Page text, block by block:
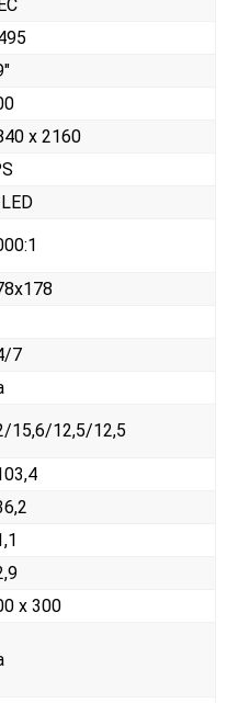
x 2160
7
15,6/12,5/12,5
x 300